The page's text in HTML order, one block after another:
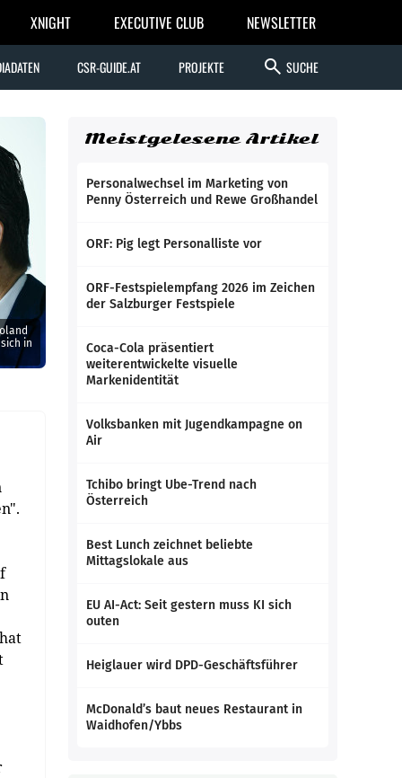
XNIGHT EXECUTIVE CLUB NEWSLETTER
CSR-GUIDE.AT PROJEKTE search SUCHE
in
Meistgelesene Artikel
Personalwechsel im Marketing von
Penny Österreich und Rewe Großhandel
ORF: Pig legt Personalliste vor
ORF-Festspielempfang 2026 im Zeichen
der Salzburger Festspiele
Coca-Cola präsentiert
weiterentwickelte visuelle
Markenidentität
Volksbanken mit Jugendkampagne on
Air
Tchibo bringt Ube-Trend nach
Österreich
Best Lunch zeichnet beliebte
Mittagslokale aus
EU AI-Act: Seit gestern muss KI sich
outen
Heiglauer wird DPD-Geschäftsführer
McDonald’s baut neues Restaurant in
Waidhofen/Ybbs